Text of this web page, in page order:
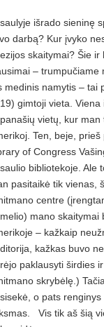
išrado sieninę
darbą? Kur įvyko
skaitymai? Šie ir
– trumpučiame
medinis namytis – tai
gimtoji vieta.
vietų, kur
Ten, beje,
of Congress
bibliotekoje. Ale
pasitaikė tik vienas,
centre
mano skaitymai
– kažkaip
kažkas buvo
paklausyti širdies
skrybėlę.)
o pats
Vis tik aš šią